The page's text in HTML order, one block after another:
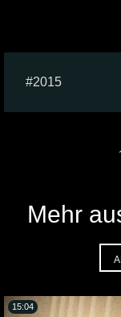
2015
Mehr
15:04